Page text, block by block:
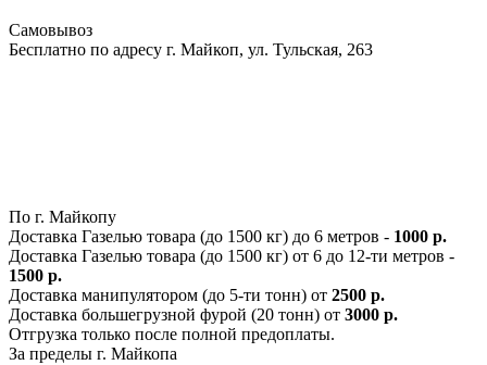
Самовывоз
Бесплатно по адресу г. Майкоп, ул. Тульская, 263
По г. Майкопу
Доставка Газелью товара (до 1500 кг) до 6 метров - 1000 р.
Доставка Газелью товара (до 1500 кг) от 6 до 12-ти метров -
1500 р.
Доставка манипулятором (до 5-ти тонн) от 2500 р.
Доставка большегрузной фурой (20 тонн) от 3000 р.
Отгрузка только после полной предоплаты.
За пределы г. Майкопа